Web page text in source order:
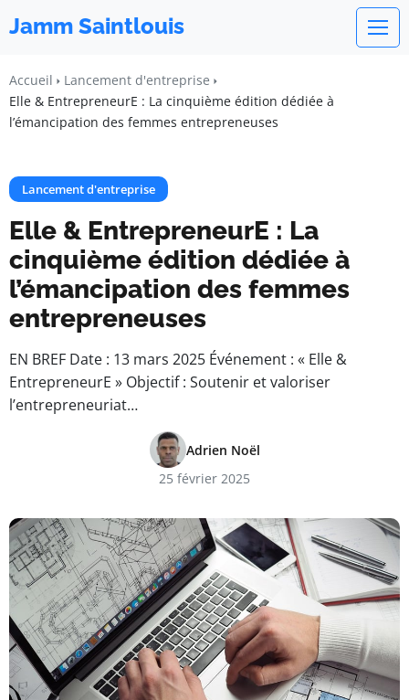
Jamm Saintlouis
Accueil
Lancement d'entreprise
Elle & EntrepreneurE : La cinquième édition dédiée à
l’émancipation des femmes entrepreneuses
Lancement d'entreprise
Elle & EntrepreneurE : La
cinquième édition dédiée à
l’émancipation des femmes
entrepreneuses
EN BREF Date : 13 mars 2025 Événement : « Elle &
EntrepreneurE » Objectif : Soutenir et valoriser
l’entrepreneuriat…
Adrien Noël
25 février 2025